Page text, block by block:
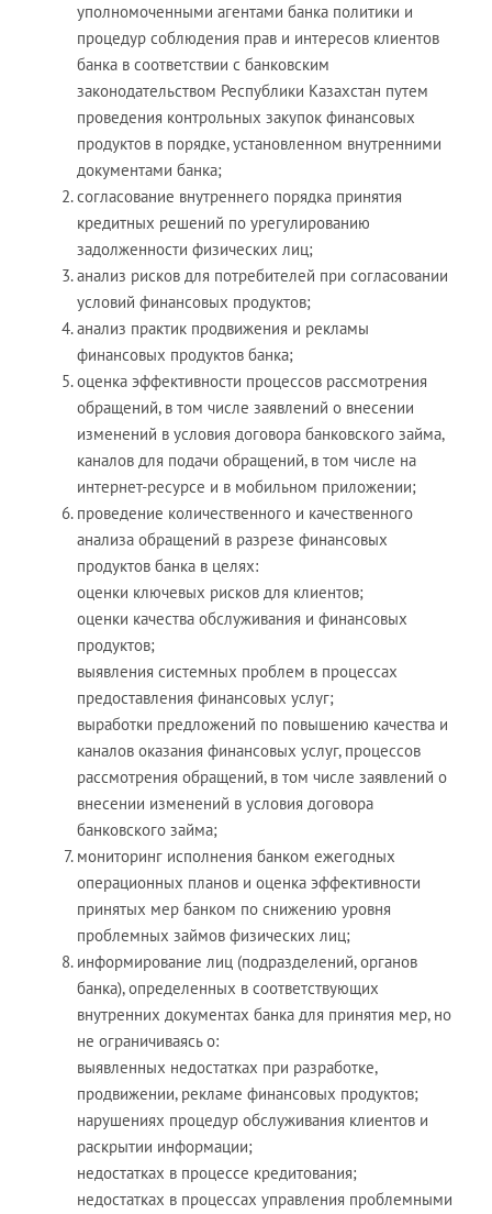
уполномоченными агентами банка политики и
процедур соблюдения прав и интересов клиентов
банка в соответствии с банковским
законодательством Республики Казахстан путем
проведения контрольных закупок финансовых
продуктов в порядке, установленном внутренними
документами банка;
согласование внутреннего порядка принятия
кредитных решений по урегулированию
задолженности физических лиц;
анализ рисков для потребителей при согласовании
условий финансовых продуктов;
анализ практик продвижения и рекламы
финансовых продуктов банка;
оценка эффективности процессов рассмотрения
обращений, в том числе заявлений о внесении
изменений в условия договора банковского займа,
каналов для подачи обращений, в том числе на
интернет-ресурсе и в мобильном приложении;
проведение количественного и качественного
анализа обращений в разрезе финансовых
продуктов банка в целях:
оценки ключевых рисков для клиентов;
оценки качества обслуживания и финансовых
продуктов;
выявления системных проблем в процессах
предоставления финансовых услуг;
выработки предложений по повышению качества и
каналов оказания финансовых услуг, процессов
рассмотрения обращений, в том числе заявлений о
внесении изменений в условия договора
банковского займа;
мониторинг исполнения банком ежегодных
операционных планов и оценка эффективности
принятых мер банком по снижению уровня
проблемных займов физических лиц;
информирование лиц (подразделений, органов
банка), определенных в соответствующих
внутренних документах банка для принятия мер, но
не ограничиваясь о:
выявленных недостатках при разработке,
продвижении, рекламе финансовых продуктов;
нарушениях процедур обслуживания клиентов и
раскрытии информации;
недостатках в процессе кредитования;
недостатках в процессах управления проблемными